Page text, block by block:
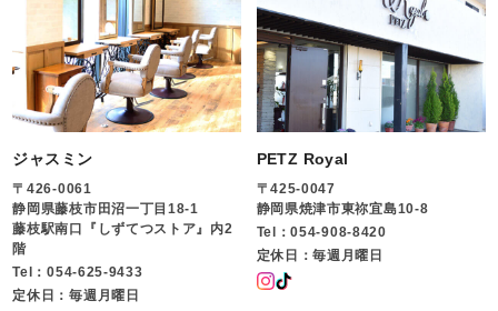
ジャスミン
〒426-0061
静岡県藤枝市田沼一丁目18-1
藤枝駅南口『しずてつストア』内2
階
Tel：054-625-9433
定休日：毎週月曜日
PETZ Royal
〒425-0047
静岡県焼津市東祢宜島10-8
Tel：054-908-8420
定休日：毎週月曜日